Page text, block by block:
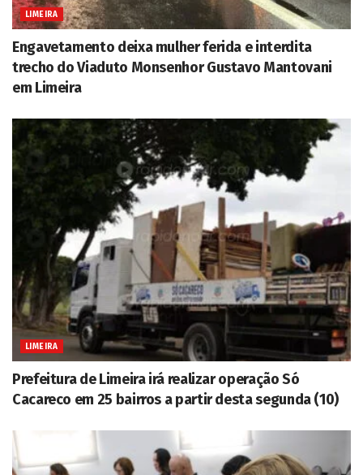
LIMEIRA
Engavetamento deixa mulher ferida e interdita
trecho do Viaduto Monsenhor Gustavo Mantovani
em Limeira
LIMEIRA
Prefeitura de Limeira irá realizar operação Só
Cacareco em 25 bairros a partir desta segunda (10)